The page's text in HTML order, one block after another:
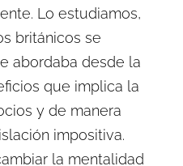
Lo estudiamos,
británicos se
abordaba desde la
que implica la
y de manera
impositiva.
la mentalidad